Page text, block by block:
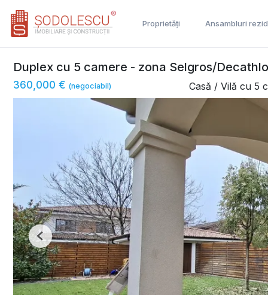
Proprietăți Ansambluri
Duplex cu 5 camere - zona Selgros/
360,000 € (negociabil) Casă / Vilă cu 5
Previous